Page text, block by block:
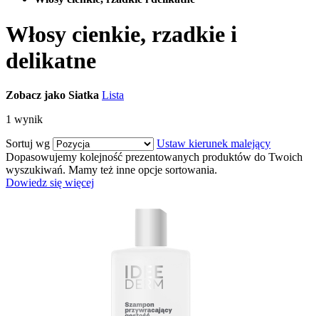
Włosy cienkie, rzadkie i
delikatne
Zobacz jako Siatka Lista
1 wynik
Sortuj wg
Ustaw kierunek malejący
Dopasowujemy kolejność prezentowanych produktów do Twoich
wyszukiwań. Mamy też inne opcje sortowania.
Dowiedz się więcej